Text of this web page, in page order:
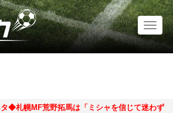
◆札幌MF荒野拓馬は「ミシャを信じて迷わず